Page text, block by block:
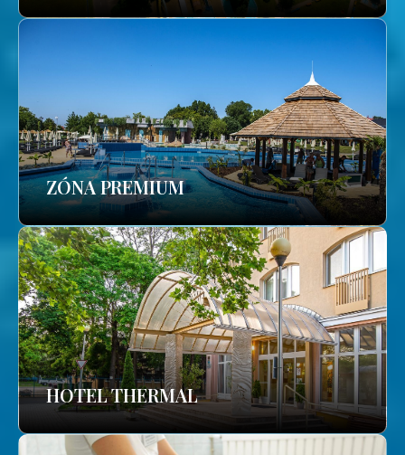
ZÓNA PREMIUM
HOTEL THERMAL